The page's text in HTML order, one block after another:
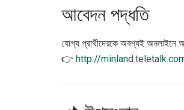
আবেদন পদ্ধতি
যোগ্য প্রার্থীদেরকে অবশ্যই
👉 http://